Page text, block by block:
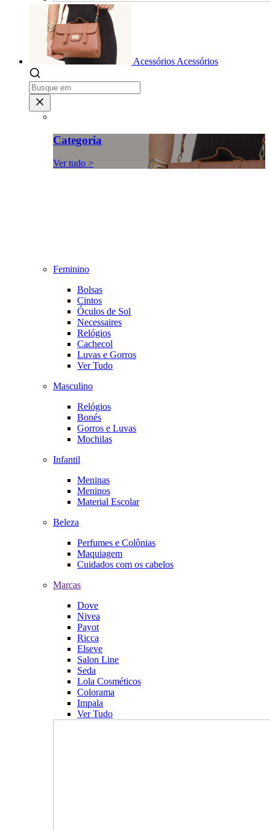
Acessórios Acessórios
Categoria
Ver tudo >
Feminino
Bolsas
Cintos
Óculos de Sol
Necessaires
Relógios
Cachecol
Luvas e Gorros
Ver Tudo
Masculino
Relógios
Bonés
Gorros e Luvas
Mochilas
Infantil
Meninas
Meninos
Material Escolar
Beleza
Perfumes e Colônias
Maquiagem
Cuidados com os cabelos
Marcas
Dove
Nivea
Payot
Ricca
Elseve
Salon Line
Seda
Lola Cosméticos
Colorama
Impala
Ver Tudo